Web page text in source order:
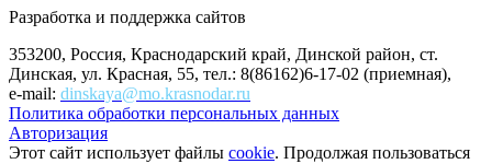
Разработка и поддержка сайтов
353200, Россия, Краснодарский край, Динской район, ст.
Динская, ул. Красная, 55, тел.: 8(86162)6-17-02 (приемная),
e-mail: dinskaya@mo.krasnodar.ru
Политика обработки персональных данных
Авторизация
Этот сайт использует файлы cookie. Продолжая пользоваться